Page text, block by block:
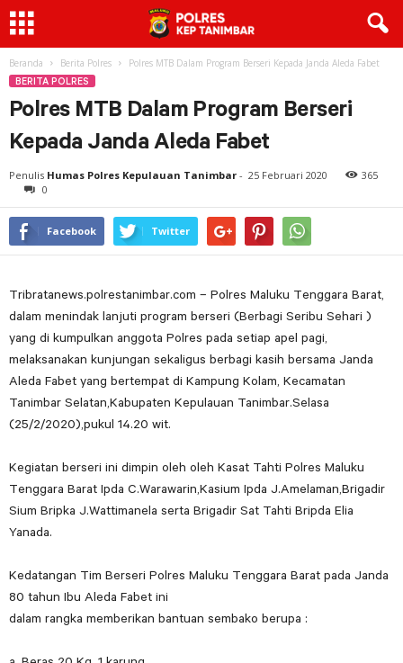
Beranda Berita Polres Polres MTB Dalam Program Berseri Kepada Janda Aleda Fabet
BERITA POLRES
Polres MTB Dalam Program Berseri
Kepada Janda Aleda Fabet
Penulis Humas Polres Kepulauan Tanimbar - 25 Februari 2020
365
0
Facebook Twitter
Tribratanews.polrestanimbar.com – Polres Maluku Tenggara Barat,
dalam menindak lanjuti program berseri (Berbagi Seribu Sehari )
yang di kumpulkan anggota Polres pada setiap apel pagi,
melaksanakan kunjungan sekaligus berbagi kasih bersama Janda
Aleda Fabet yang bertempat di Kampung Kolam, Kecamatan
Tanimbar Selatan,Kabupaten Kepulauan Tanimbar.Selasa
(25/2/2020),pukul 14.20 wit.
Kegiatan berseri ini dimpin oleh oleh Kasat Tahti Polres Maluku
Tenggara Barat Ipda C.Warawarin,Kasium Ipda J.Amelaman,Brigadir
Sium Bripka J.Wattimanela serta Brigadir Sat Tahti Bripda Elia
Yanada.
Kedatangan Tim Berseri Polres Maluku Tenggara Barat pada Janda
80 tahun Ibu Aleda Fabet ini
dalam rangka memberikan bantuan sembako berupa :